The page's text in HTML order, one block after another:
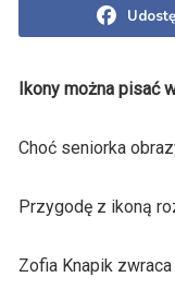
Ikony można pisać
Choć seniorka
Przygodę z ikoną
Zofia Knapik